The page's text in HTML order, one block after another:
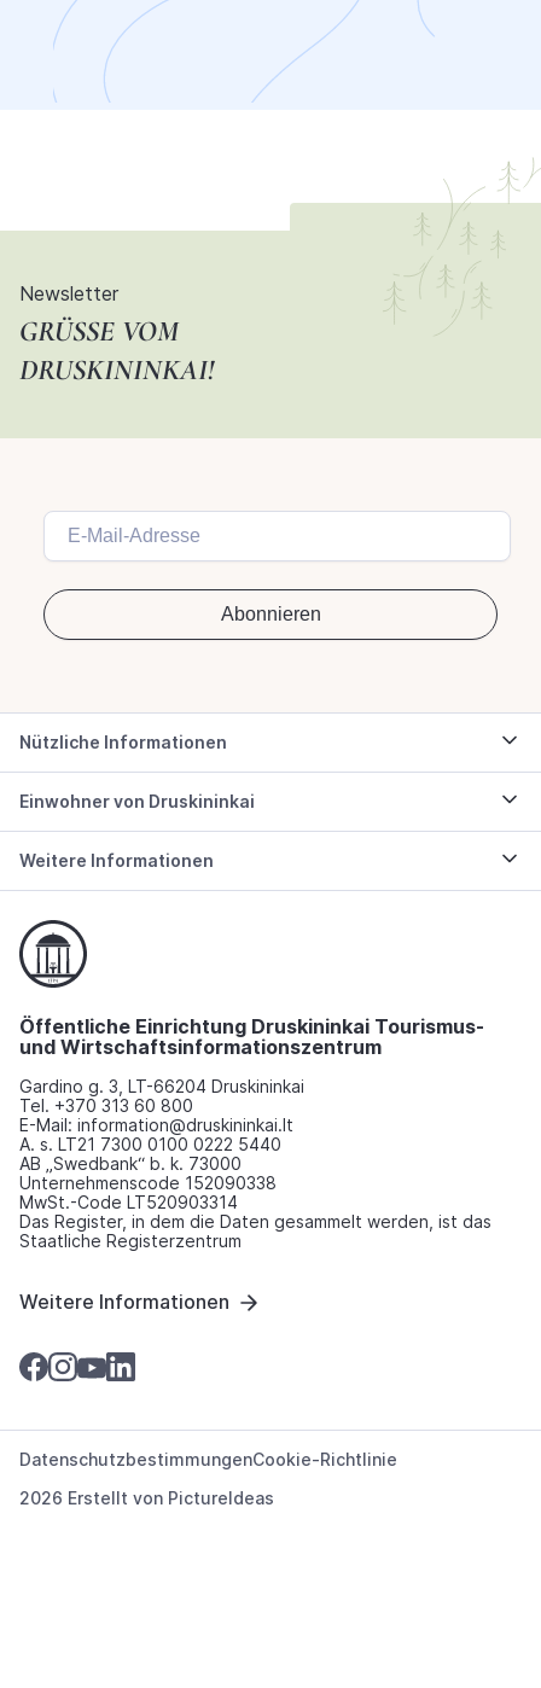
Newsletter
GRÜSSE VOM D
RUSKININKAI!
Nützliche Informationen
Einwohner von Druskininkai
Weitere Informationen
Öffentliche Einrichtung Druskininkai Tourismus-
und Wirtschaftsinformationszentrum
Gardino g. 3, LT-66204 Druskininkai
Tel. +370 313 60 800
E-Mail: information@druskininkai.lt
A. s. LT21 7300 0100 0222 5440
AB „Swedbank“ b. k. 73000
Unternehmenscode 152090338
MwSt.-Code LT520903314
Das Register, in dem die Daten gesammelt werden, ist das
Staatliche Registerzentrum
Weitere Informationen
2026 Erstellt von PictureIdeas
DatenschutzbestimmungenCookie-Richtlinie